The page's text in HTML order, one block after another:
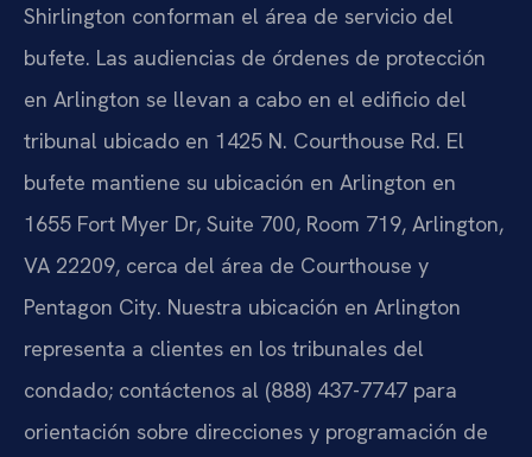
Shirlington conforman el área de servicio del
bufete. Las audiencias de órdenes de protección
en Arlington se llevan a cabo en el edificio del
tribunal ubicado en 1425 N. Courthouse Rd. El
bufete mantiene su ubicación en Arlington en
1655 Fort Myer Dr, Suite 700, Room 719, Arlington,
VA 22209, cerca del área de Courthouse y
Pentagon City. Nuestra ubicación en Arlington
representa a clientes en los tribunales del
condado; contáctenos al (888) 437-7747 para
orientación sobre direcciones y programación de